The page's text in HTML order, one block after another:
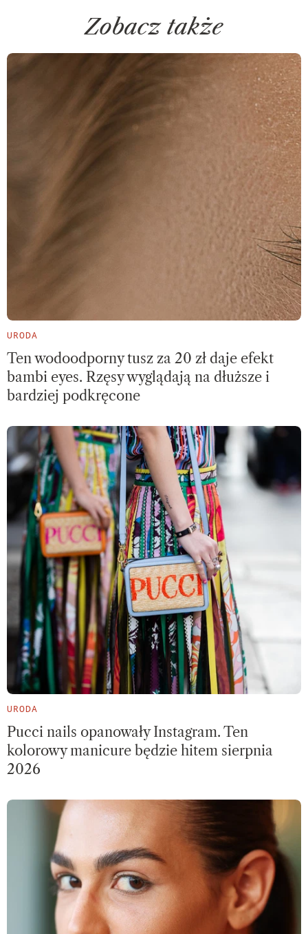
Zobacz także
URODA
Ten wodoodporny tusz za 20 zł daje efekt
bambi eyes. Rzęsy wyglądają na dłuższe i
bardziej podkręcone
URODA
Pucci nails opanowały Instagram. Ten
kolorowy manicure będzie hitem sierpnia
2026